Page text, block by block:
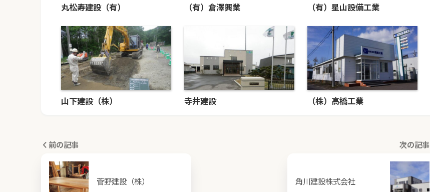
丸松寿建設（有） （有）倉澤興業 （有）星山設備工業
山下建設（株） 寺井建設 （株）高橋工業
前の記事
菅野建設（株）
次の記事
角川建設株式会社